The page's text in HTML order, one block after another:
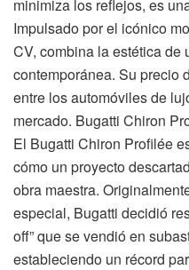
minimiza los reflejos, es
Impulsado por el icónico
CV, combina la estética
contemporánea. Su precio
entre los automóviles de
mercado. Bugatti Chiron
El Bugatti Chiron Profilée
cómo un proyecto
obra maestra.
especial, Bugatti decidió
off” que se vendió en
estableciendo un récord